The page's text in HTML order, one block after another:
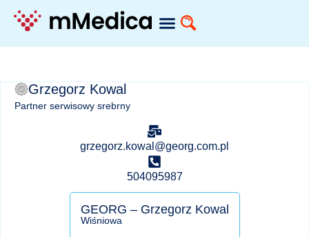
Grzegorz Kowal
Partner serwisowy srebrny
grzegorz.kowal@georg.com.pl
504095987
GEORG – Grzegorz Kowal
Wiśniowa